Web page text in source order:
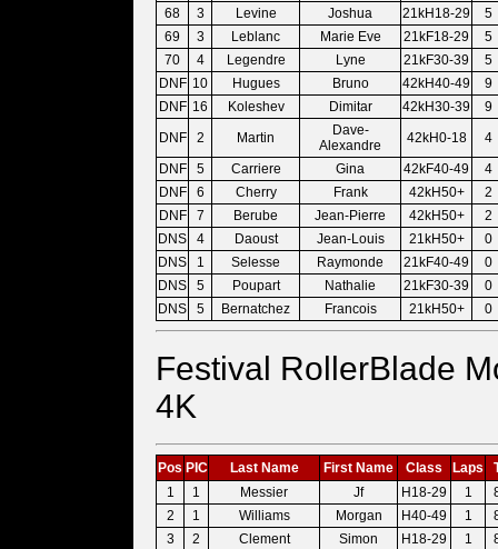
68
3 Levine Joshua 21kH18-29
5
69
3 Leblanc Marie Eve 21kF18-29
5
70
4 Legendre Lyne 21kF30-39
5
DNF 10 Hugues Bruno 42kH40-49
9
DNF 16 Koleshev Dimitar 42kH30-39
9
DNF
2 Martin
Dave-
Alexandre
42kH0-18
4
DNF
5 Carriere Gina 42kF40-49
4
DNF
6 Cherry Frank 42kH50+
2
DNF
7 Berube Jean-Pierre 42kH50+
2
DNS
4 Daoust Jean-Louis 21kH50+
0
DNS
1 Selesse Raymonde 21kF40-49
0
DNS
5 Poupart Nathalie 21kF30-39
0
DNS
5 Bernatchez Francois 21kH50+ 0
Festival RollerBlade
4K
Pos PIC Last Name First Name Class Laps
1
1 Messier Jf H18-29 1
2
1 Williams Morgan H40-49 1
3
2 Clement Simon H18-29 1